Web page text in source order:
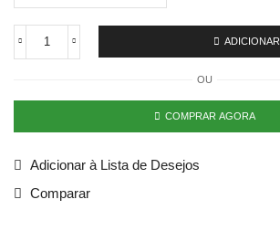
ADICIONAR
OU
COMPRAR AGORA
Adicionar à Lista de Desejos
Comparar